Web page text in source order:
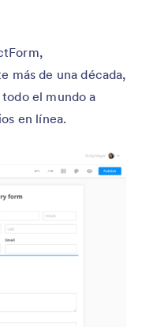
más de una década,
el mundo a
en línea.